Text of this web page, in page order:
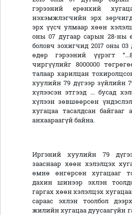
гэрээний ерөнхий
нэхэмжлэгчийн эрх
эрх үүсч улмаар хөөн
оны 07 дугаар сарын 28-ны
боловч зохигчид 2017 оны
өдөр гэрээний үүрэгт
чиргүүлийг 8000000
талаар харилцан
хуулийн 79 дүгээр зүйлийн
хүлээсэн этгээд ... бусад
хүлээн зөвшөөрсөн
хугацаа тасалдсан
анхаараагүй байна.
Иргэний хуулийн 79
зааснаар хөөн хэлэлцэх
өмнө өнгөрсөн хугацааг
дахин шинээр эхлэн
гаргах хөөн хэлэлцэх
сараас эхлэн тоолбол
жилийн хугацаа дуусаагүйн